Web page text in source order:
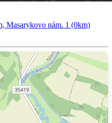
Masarykovo nám. 1 (0km)